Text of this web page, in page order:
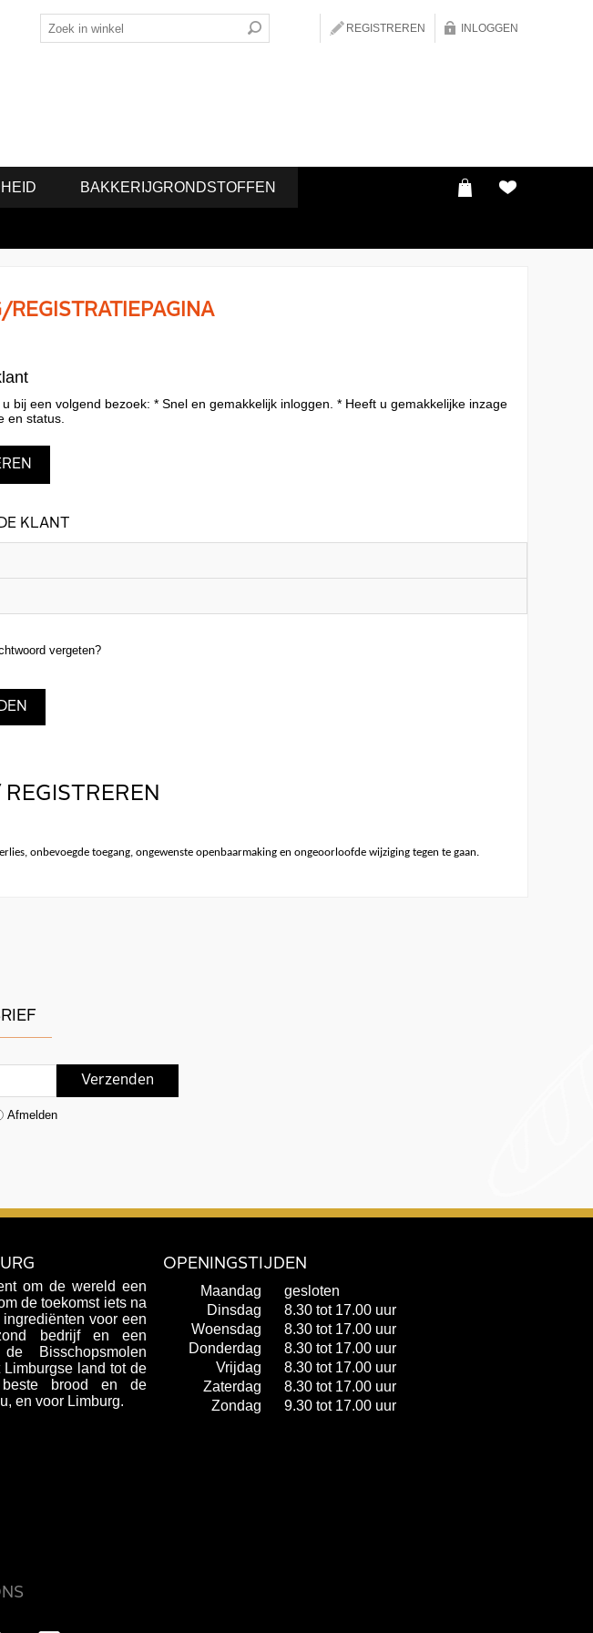
REGISTREREN INLOGGEN
BAKKERIJGRONDSTOFFEN
een volgend bezoek: * Snel en gemakkelijk inloggen. * Heeft u gemakkelijke inzage
en status.
KLANT
vergeten?
onbevoegde toegang, ongewenste openbaarmaking en ongeoorloofde wijziging tegen te gaan.
Afmelden
om de wereld een
de toekomst iets na
voor een
bedrijf en een
Bisschopsmolen
land tot de
beste brood en de
en voor Limburg.
OPENINGSTIJDEN
Maandag
gesloten
Dinsdag
8.30 tot 17.00 uur
Woensdag
8.30 tot 17.00 uur
Donderdag
8.30 tot 17.00 uur
Vrijdag
8.30 tot 17.00 uur
Zaterdag
8.30 tot 17.00 uur
Zondag
9.30 tot 17.00 uur